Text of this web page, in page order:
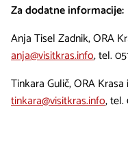
Za dodatne informacije:
Anja Tisel Zadnik, ORA
anja@visitkras.info, tel.
Tinkara Gulič, ORA
tinkara@visitkras.info, tel.